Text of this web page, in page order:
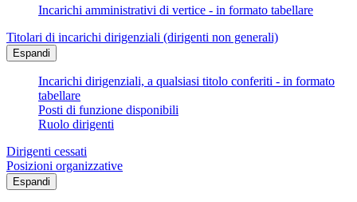
Incarichi amministrativi di vertice - in formato tabellare
Titolari di incarichi dirigenziali (dirigenti non generali)
Espandi
Incarichi dirigenziali, a qualsiasi titolo conferiti - in formato
tabellare
Posti di funzione disponibili
Ruolo dirigenti
Dirigenti cessati
Posizioni organizzative
Espandi